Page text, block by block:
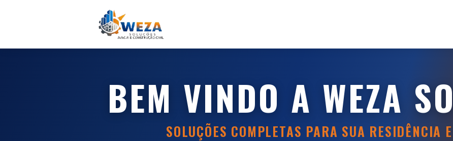
BEM VINDO A WEZA
SOLUÇÕES COMPLETAS PARA SUA RESIDÊNCIA